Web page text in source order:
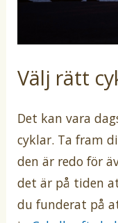
Välj rätt
Det kan vara
cyklar. Ta fram
den är redo för
det är på tiden
du funderat på